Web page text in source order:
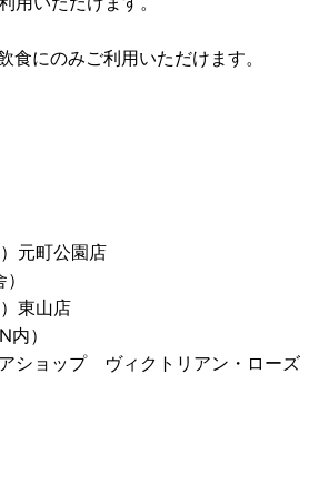
にのみご利用いただけます。
元町公園店
東山店
）
ショップ ヴィクトリアン・ローズ